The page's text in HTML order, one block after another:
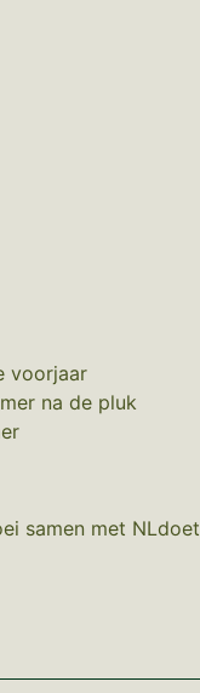
voorjaar
na de pluk
samen met NLdoet